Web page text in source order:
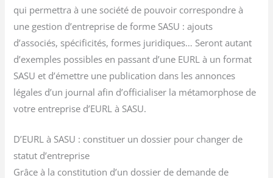
qui permettra à une société de pouvoir correspondre à
une gestion d’entreprise de forme SASU : ajouts
d’associés, spécificités, formes juridiques… Seront autant
d’exemples possibles en passant d’une EURL à un format
SASU et d’émettre une publication dans les annonces
légales d’un journal afin d’officialiser la métamorphose de
votre entreprise d’EURL à SASU.
D’EURL à SASU : constituer un dossier pour changer de
statut d’entreprise
Grâce à la constitution d’un dossier de demande de